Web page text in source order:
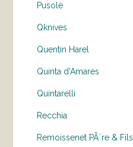
Pusole
Qknives
Quentin Harel
Quinta d'Amares
Quintarelli
Recchia
Remoissenet PÃ¨re & Fils